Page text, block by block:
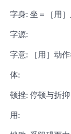
字身: 坐＝［用］
字源:
字意: ［用］动
体:
顿挫: 停顿与折抑
用: